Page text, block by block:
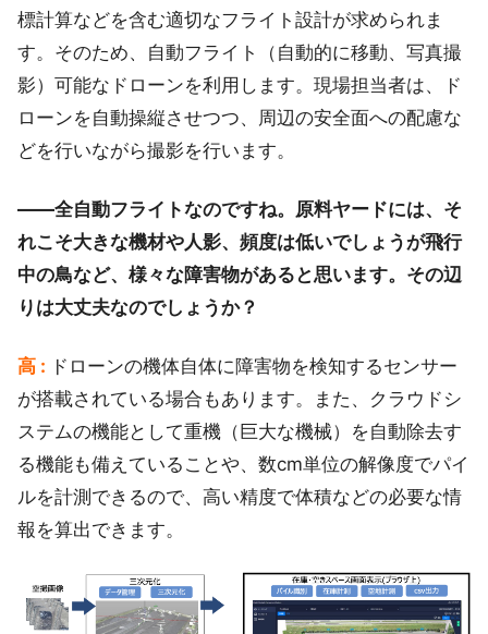
標計算などを含む適切なフライト設計が求められま
す。そのため、自動フライト（自動的に移動、写真撮
影）可能なドローンを利用します。現場担当者は、ド
ローンを自動操縦させつつ、周辺の安全面への配慮な
どを行いながら撮影を行います。
――全自動フライトなのですね。原料ヤードには、そ
れこそ大きな機材や人影、頻度は低いでしょうが飛行
中の鳥など、様々な障害物があると思います。その辺
りは大丈夫なのでしょうか？
高 : ドローンの機体自体に障害物を検知するセンサー
が搭載されている場合もあります。また、クラウドシ
ステムの機能として重機（巨大な機械）を自動除去す
る機能も備えていることや、数cm単位の解像度でパイ
ルを計測できるので、高い精度で体積などの必要な情
報を算出できます。